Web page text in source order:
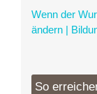
Wenn der
ändern |
So